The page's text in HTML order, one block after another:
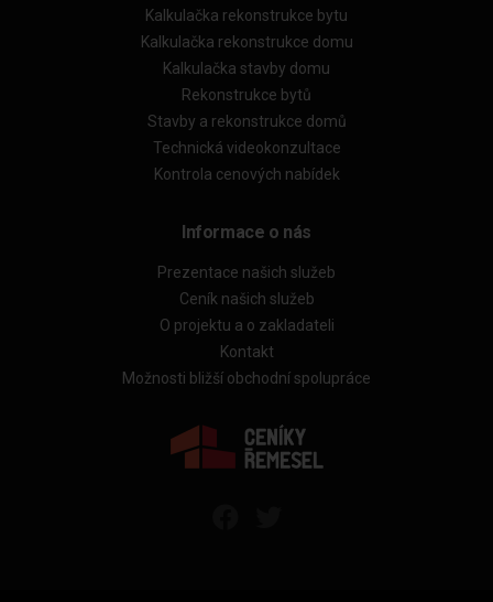
Kalkulačka rekonstrukce bytu
Kalkulačka rekonstrukce domu
Kalkulačka stavby domu
Rekonstrukce bytů
Stavby a rekonstrukce domů
Technická videokonzultace
Kontrola cenových nabídek
Informace o nás
Prezentace našich služeb
Ceník našich služeb
O projektu a o zakladateli
Kontakt
Možnosti bližší obchodní spolupráce